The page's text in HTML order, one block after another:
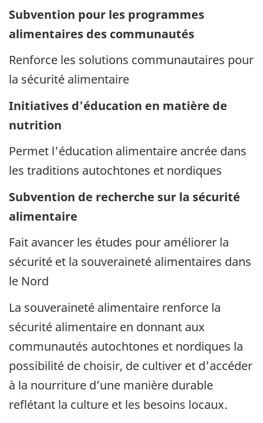
Subvention pour les programmes
alimentaires des communautés
Renforce les solutions communautaires pour
la sécurité alimentaire
Initiatives d'éducation en matière de
nutrition
Permet l'éducation alimentaire ancrée dans
les traditions autochtones et nordiques
Subvention de recherche sur la sécurité
alimentaire
Fait avancer les études pour améliorer la
sécurité et la souveraineté alimentaires dans
le Nord
La souveraineté alimentaire renforce la
sécurité alimentaire en donnant aux
communautés autochtones et nordiques la
possibilité de choisir, de cultiver et d'accéder
à la nourriture d’une manière durable
reflétant la culture et les besoins locaux.